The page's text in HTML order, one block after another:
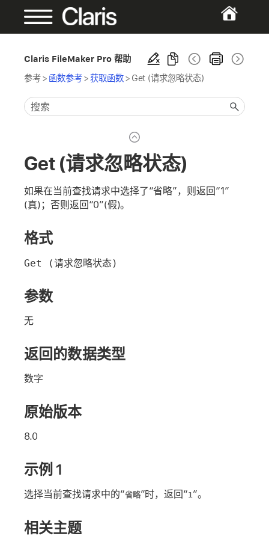
Claris FileMaker Pro 帮助
参考> 函数参考>获取函数 > Get (请求忽略状态)
Get (请求忽略状态)
如果在当前查找请求中选择了“省略”，则返回“1”
(真)；否则返回“0”(假)。
格式
Get (请求忽略状态)
参数
无
返回的数据类型
数字
原始版本
8.0
示例 1
选择当前查找请求中的“省略”时，返回“1 ”。
相关主题